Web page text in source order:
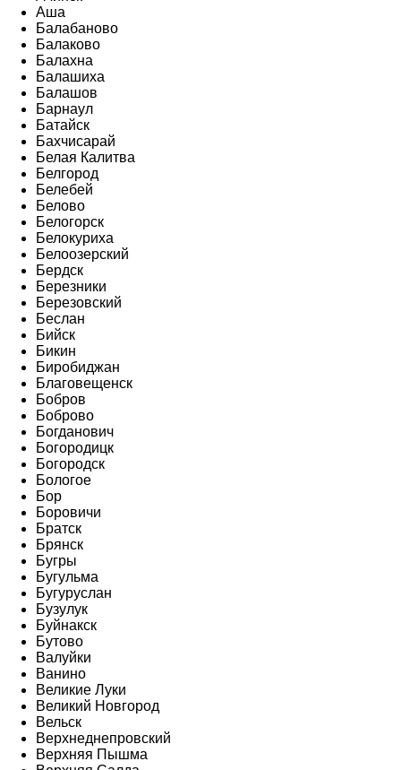
Аша
Балабаново
Балаково
Балахна
Балашиха
Балашов
Барнаул
Батайск
Бахчисарай
Белая Калитва
Белгород
Белебей
Белово
Белогорск
Белокуриха
Белоозерский
Бердск
Березники
Березовский
Беслан
Бийск
Бикин
Биробиджан
Благовещенск
Бобров
Боброво
Богданович
Богородицк
Богородск
Бологое
Бор
Боровичи
Братск
Брянск
Бугры
Бугульма
Бугуруслан
Бузулук
Буйнакск
Бутово
Валуйки
Ванино
Великие Луки
Великий Новгород
Вельск
Верхнеднепровский
Верхняя Пышма